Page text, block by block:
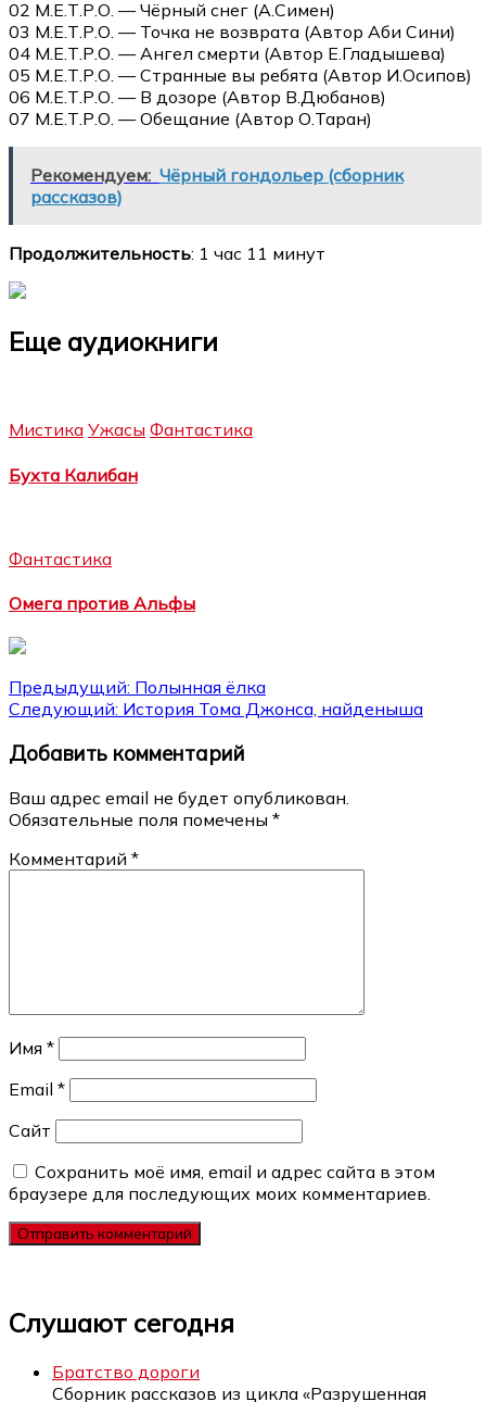
02 М.Е.Т.Р.О. — Чёрный снег (А.Симен)
03 М.Е.Т.Р.О. — Точка не возврата (Автор Аби Сини)
04 М.Е.Т.Р.О. — Ангел смерти (Автор Е.Гладышева)
05 М.Е.Т.Р.О. — Странные вы ребята (Автор И.Осипов)
06 М.Е.Т.Р.О. — В дозоре (Автор В.Дюбанов)
07 М.Е.Т.Р.О. — Обещание (Автор О.Таран)
Рекомендуем: Чёрный гондольер (сборник
рассказов)
Продолжительность: 1 час 11 минут
Еще аудиокниги
Мистика Ужасы Фантастика
Бухта Калибан
Фантастика
Омега против Альфы
Навигация
по
записям
Предыдущий: Полынная ёлка
Следующий: История Тома Джонса, найденыша
Добавить комментарий
Ваш адрес email не будет опубликован.
Обязательные поля помечены *
Комментарий *
Имя *
Email *
Сайт
Сохранить моё имя, email и адрес сайта в этом
браузере для последующих моих комментариев.
Слушают сегодня
Братство дороги
Сборник рассказов из цикла «Разрушенная